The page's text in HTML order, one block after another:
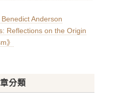
Anderson
Reflections on the Origin
》
分類